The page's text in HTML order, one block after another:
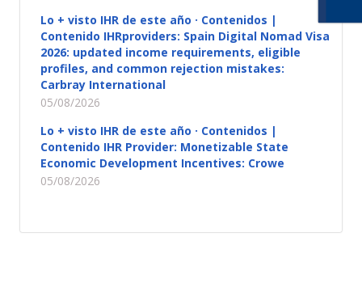
Lo + visto IHR de este año · Contenidos |
Contenido IHRproviders: Spain Digital Nomad Visa
2026: updated income requirements, eligible
profiles, and common rejection mistakes:
Carbray International
05/08/2026
Lo + visto IHR de este año · Contenidos |
Contenido IHR Provider: Monetizable State
Economic Development Incentives: Crowe
05/08/2026